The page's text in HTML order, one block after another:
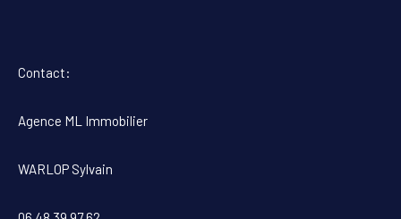
Contact:
Agence ML Immobilier
WARLOP Sylvain